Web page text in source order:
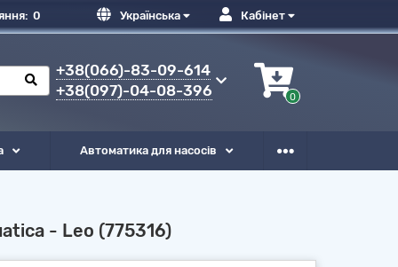
Кабінет
Українська
0
+38(066)-83-09-614
+38(097)-04-08-396
0
Автоматика для насосів
- Leo (775316)